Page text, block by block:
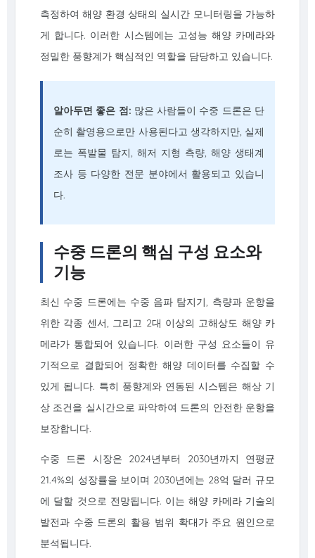
측정하여 해양 환경 상태의 실시간 모니터링을 가능하
게 합니다. 이러한 시스템에는 고성능 해양 카메라와
정밀한 풍향계가 핵심적인 역할을 담당하고 있습니다.
알아두면 좋은 점: 많은 사람들이 수중 드론은 단
순히 촬영용으로만 사용된다고 생각하지만, 실제
로는 폭발물 탐지, 해저 지형 측량, 해양 생태계
조사 등 다양한 전문 분야에서 활용되고 있습니
다.
수중 드론의 핵심 구성 요소와
기능
최신 수중 드론에는 수중 음파 탐지기, 측량과 운항을
위한 각종 센서, 그리고 2대 이상의 고해상도 해양 카
메라가 통합되어 있습니다. 이러한 구성 요소들이 유
기적으로 결합되어 정확한 해양 데이터를 수집할 수
있게 됩니다. 특히 풍향계와 연동된 시스템은 해상 기
상 조건을 실시간으로 파악하여 드론의 안전한 운항을
보장합니다.
수중 드론 시장은 2024년부터 2030년까지 연평균
21.4%의 성장률을 보이며 2030년에는 28억 달러 규모
에 달할 것으로 전망됩니다. 이는 해양 카메라 기술의
발전과 수중 드론의 활용 범위 확대가 주요 원인으로
분석됩니다.